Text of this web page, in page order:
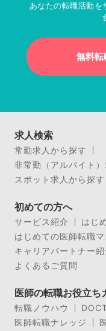
あなたの転職活動を
無料転
求人検索
常勤求人から探す
非常勤（アルバイト
スポット求人から探す
初めての方へ
サービス紹介
はじ
はじめての医師転職
キャリアパートナー紹
よくあるご質問
医師の転職お役立ち
転職ノウハウ
医師転職ナレッジ